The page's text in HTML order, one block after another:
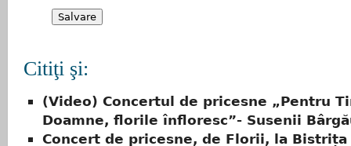
Citiţi şi:
(Video) Concertul de pricesne „Pentru
Doamne, florile înfloresc”- Susenii
Concert de pricesne, de Florii, la Bistrița